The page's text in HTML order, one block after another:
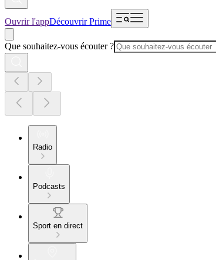
Ouvrir l'appDécouvrir Prime
Que souhaitez-vous écouter ?
Radio
Podcasts
Sport en direct